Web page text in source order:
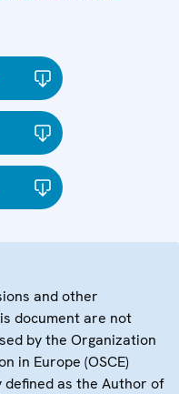
and other
document are not
by the Organization
in Europe (OSCE)
defined as the Author of